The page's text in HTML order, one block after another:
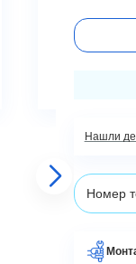
Нашли